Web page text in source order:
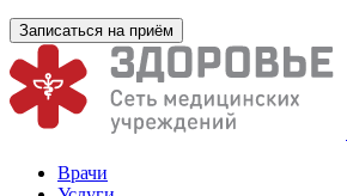
Записаться на приём
Врачи